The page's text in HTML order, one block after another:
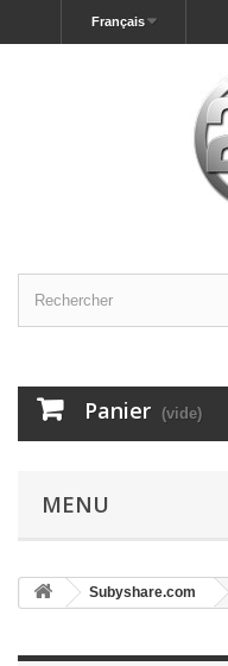
Français
Panier (vide)
MENU
Subyshare.com